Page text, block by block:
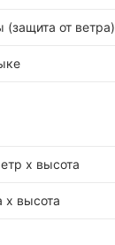
от ветра)
х высота
х высота